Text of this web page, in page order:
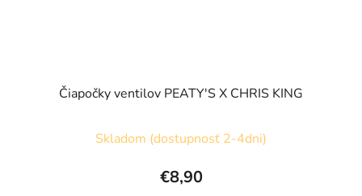
Čiapočky ventilov PEATY'S X CHRIS KING
Skladom (dostupnosť 2-4dni)
€8,90